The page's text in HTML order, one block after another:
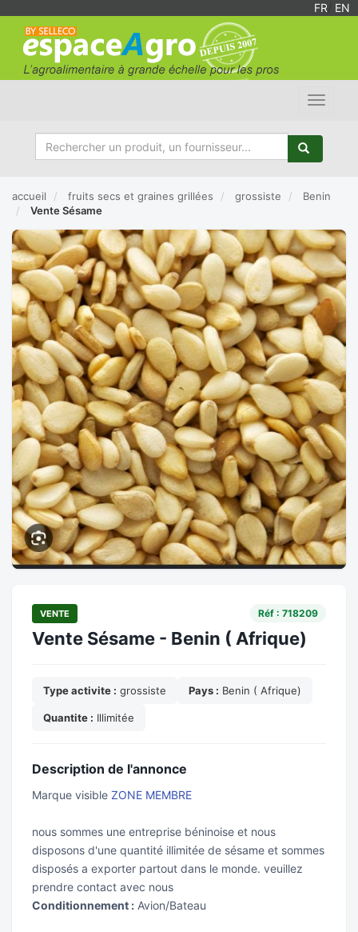
FR EN
Toggle
accueil fruits secs et graines grillées grossiste
Benin
Vente Sésame
VENTE Réf : 718209
Vente Sésame - Benin ( Afrique)
Type activite : grossiste Pays : Benin ( Afrique)
Quantite : Illimitée
Description de l'annonce
Marque visible ZONE MEMBRE
nous sommes une entreprise béninoise et nous
disposons d'une quantité illimitée de sésame et sommes
disposés a exporter partout dans le monde. veuillez
prendre contact avec nous
Conditionnement : Avion/Bateau